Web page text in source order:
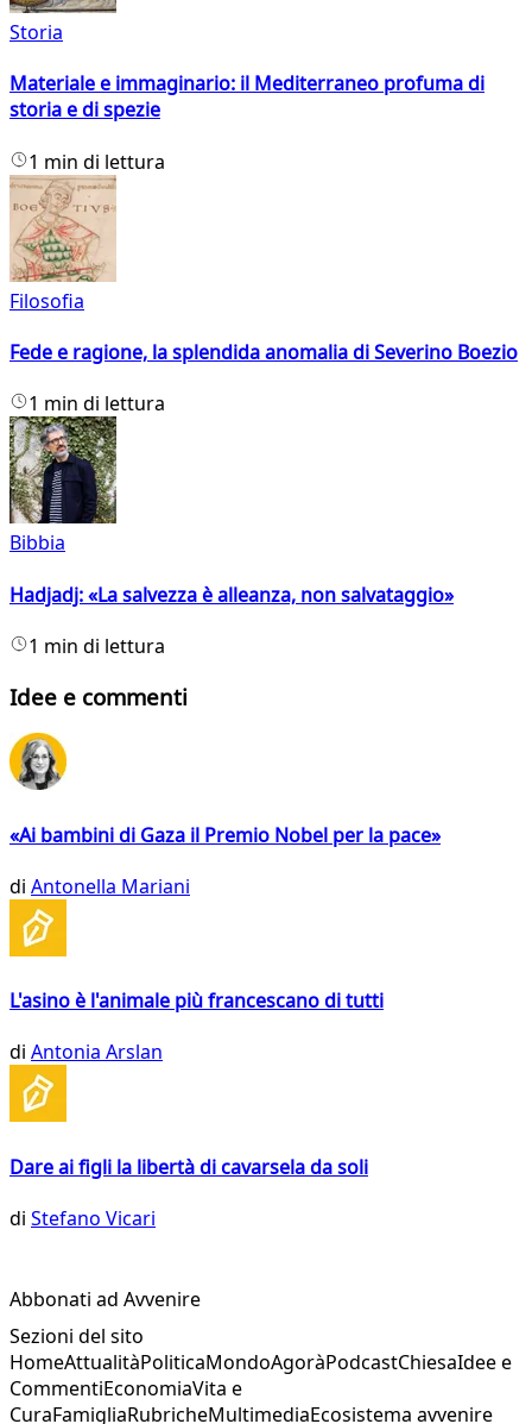
Storia
Materiale e immaginario: il Mediterraneo profuma di
storia e di spezie
1 min di lettura
Filosofia
Fede e ragione, la splendida anomalia di Severino Boezio
1 min di lettura
Bibbia
Hadjadj: «La salvezza è alleanza, non salvataggio»
1 min di lettura
Idee e commenti
«Ai bambini di Gaza il Premio Nobel per la pace»
di Antonella Mariani
L'asino è l'animale più francescano di tutti
di Antonia Arslan
Dare ai figli la libertà di cavarsela da soli
di Stefano Vicari
Abbonati ad Avvenire
Sezioni del sito
HomeAttualitàPoliticaMondoAgoràPodcastChiesaIdee e
CommentiEconomiaVita e
CuraFamigliaRubricheMultimediaEcosistema avvenire